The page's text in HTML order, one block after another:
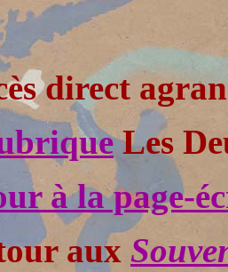
direct
Les
à la page-
aux